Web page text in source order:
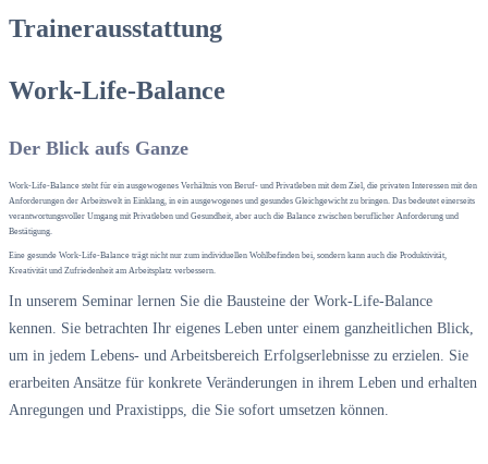
Trainerausstattung
Work-Life-Balance
Der Blick aufs Ganze
Work-Life-Balance steht für ein ausgewogenes Verhältnis von Beruf- und Privatleben mit dem Ziel, die privaten Interessen mit den
Anforderungen der Arbeitswelt in Einklang, in ein ausgewogenes und gesundes Gleichgewicht zu bringen. Das bedeutet einerseits
verantwortungsvoller Umgang mit Privatleben und Gesundheit, aber auch die Balance zwischen beruflicher Anforderung und
Bestätigung.
Eine gesunde Work-Life-Balance trägt nicht nur zum individuellen Wohlbefinden bei, sondern kann auch die Produktivität,
Kreativität und Zufriedenheit am Arbeitsplatz verbessern.
In unserem Seminar lernen Sie die Bausteine der Work-Life-Balance
kennen. Sie betrachten Ihr eigenes Leben unter einem ganzheitlichen Blick,
um in jedem Lebens- und Arbeitsbereich Erfolgserlebnisse zu erzielen. Sie
erarbeiten Ansätze für konkrete Veränderungen in ihrem Leben und erhalten
Anregungen und Praxistipps, die Sie sofort umsetzen können.